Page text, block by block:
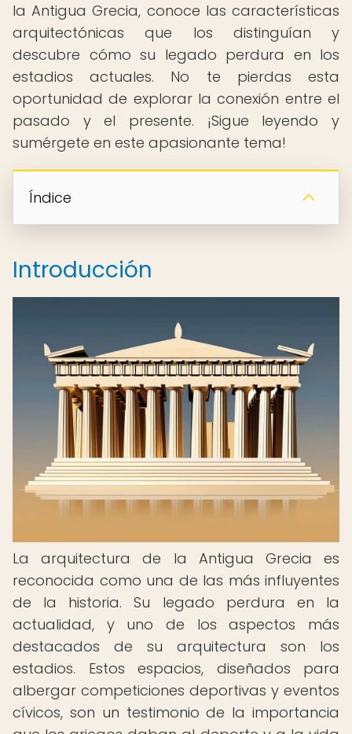
la Antigua Grecia, conoce las características
arquitectónicas que los distinguían y
descubre cómo su legado perdura en los
estadios actuales. No te pierdas esta
oportunidad de explorar la conexión entre el
pasado y el presente. ¡Sigue leyendo y
sumérgete en este apasionante tema!
Índice
Introducción
La arquitectura de la Antigua Grecia es
reconocida como una de las más influyentes
de la historia. Su legado perdura en la
actualidad, y uno de los aspectos más
destacados de su arquitectura son los
estadios. Estos espacios, diseñados para
albergar competiciones deportivas y eventos
cívicos, son un testimonio de la importancia